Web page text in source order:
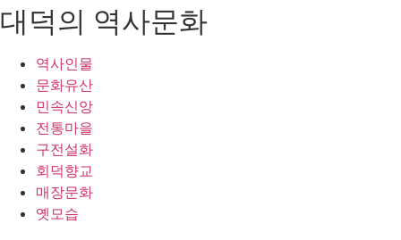
대덕의 역사문화
역사인물
문화유산
민속신앙
전통마을
구전설화
회덕향교
매장문화
옛모습